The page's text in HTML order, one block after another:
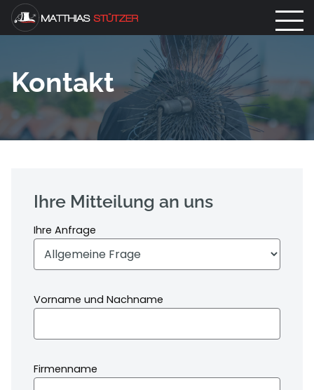
Kontakt
Ihre Mitteilung an uns
Ihre Anfrage
Vorname und Nachname
Firmenname